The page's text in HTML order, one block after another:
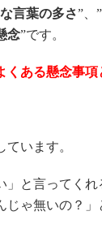
言葉の多さ”、”
念”です。
ある懸念事項
います。
と言ってくれ
ゃ無いの？」